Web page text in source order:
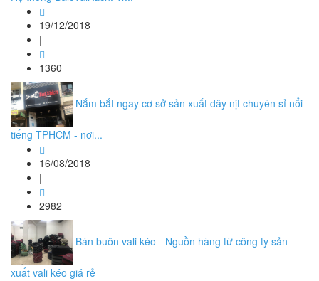
19/12/2018
|
1360
Nắm bắt ngay cơ sở sản xuất dây nịt chuyên sỉ nổi
tiếng TPHCM - nơi...
16/08/2018
|
2982
Bán buôn vali kéo - Nguồn hàng từ công ty sản
xuất vali kéo giá rẻ